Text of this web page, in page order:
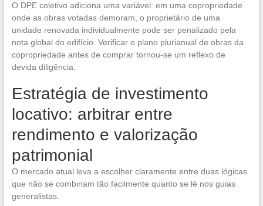
O DPE coletivo adiciona uma variável: em uma copropriedade
onde as obras votadas demoram, o proprietário de uma
unidade renovada individualmente pode ser penalizado pela
nota global do edifício. Verificar o plano plurianual de obras da
copropriedade antes de comprar tornou-se um reflexo de
devida diligência.
Estratégia de investimento
locativo: arbitrar entre
rendimento e valorização
patrimonial
O mercado atual leva a escolher claramente entre duas lógicas
que não se combinam tão facilmente quanto se lê nos guias
generalistas.